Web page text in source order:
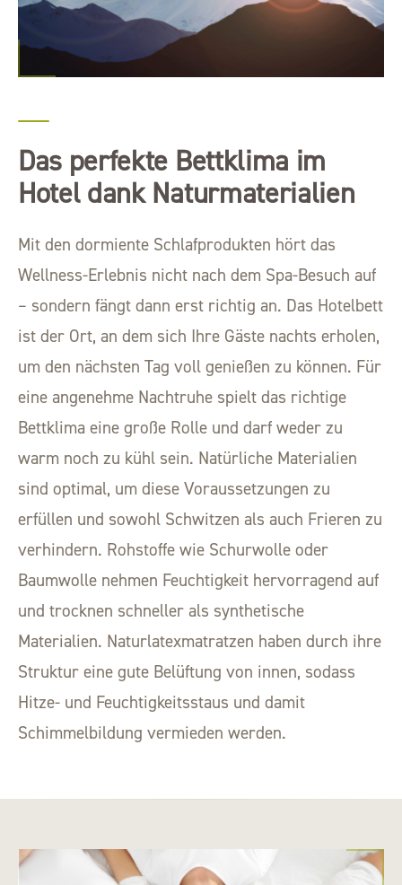
Das perfekte Bettklima im
Hotel dank Naturmaterialien
Mit den dormiente Schlafprodukten hört das
Wellness-Erlebnis nicht nach dem Spa-Besuch auf
– sondern fängt dann erst richtig an. Das Hotelbett
ist der Ort, an dem sich Ihre Gäste nachts erholen,
um den nächsten Tag voll genießen zu können. Für
eine angenehme Nachtruhe spielt das richtige
Bettklima eine große Rolle und darf weder zu
warm noch zu kühl sein. Natürliche Materialien
sind optimal, um diese Voraussetzungen zu
erfüllen und sowohl Schwitzen als auch Frieren zu
verhindern. Rohstoffe wie Schurwolle oder
Baumwolle nehmen Feuchtigkeit hervorragend auf
und trocknen schneller als synthetische
Materialien. Naturlatexmatratzen haben durch ihre
Struktur eine gute Belüftung von innen, sodass
Hitze- und Feuchtigkeitsstaus und damit
Schimmelbildung vermieden werden.